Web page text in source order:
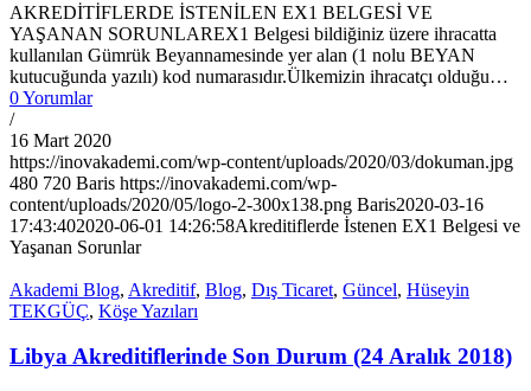
AKREDİTİFLERDE İSTENİLEN EX1 BELGESİ VE
YAŞANAN SORUNLAREX1 Belgesi bildiğiniz üzere ihracatta
kullanılan Gümrük Beyannamesinde yer alan (1 nolu BEYAN
kutucuğunda yazılı) kod numarasıdır.Ülkemizin ihracatçı olduğu…
0 Yorumlar
/
16 Mart 2020
https://inovakademi.com/wp-content/uploads/2020/03/dokuman.jpg
480 720 Baris https://inovakademi.com/wp-
content/uploads/2020/05/logo-2-300x138.png Baris2020-03-16
17:43:402020-06-01 14:26:58Akreditiflerde İstenen EX1 Belgesi ve
Yaşanan Sorunlar
Akademi Blog, Akreditif, Blog, Dış Ticaret, Güncel, Hüseyin
TEKGÜÇ, Köşe Yazıları
Libya Akreditiflerinde Son Durum (24 Aralık 2018)